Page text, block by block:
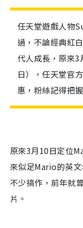
任天堂遊戲人物
過，不論經典紅
代人成長，原來
日），任天堂官
惠，粉絲記得把
原來3月10日定位
來似足Mario的英
不少搞作，前年就
片。